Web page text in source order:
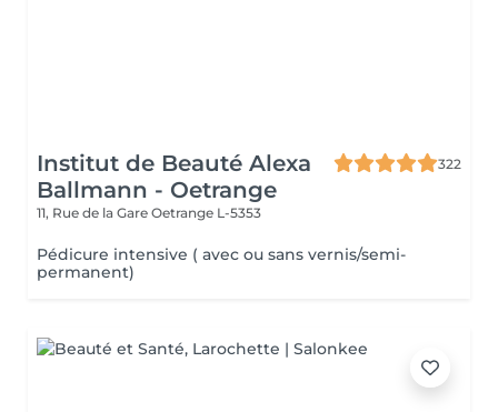
Institut de Beauté Alexa
Ballmann - Oetrange
322
11, Rue de la Gare Oetrange L-5353
Pédicure intensive ( avec ou sans vernis/semi-
permanent)